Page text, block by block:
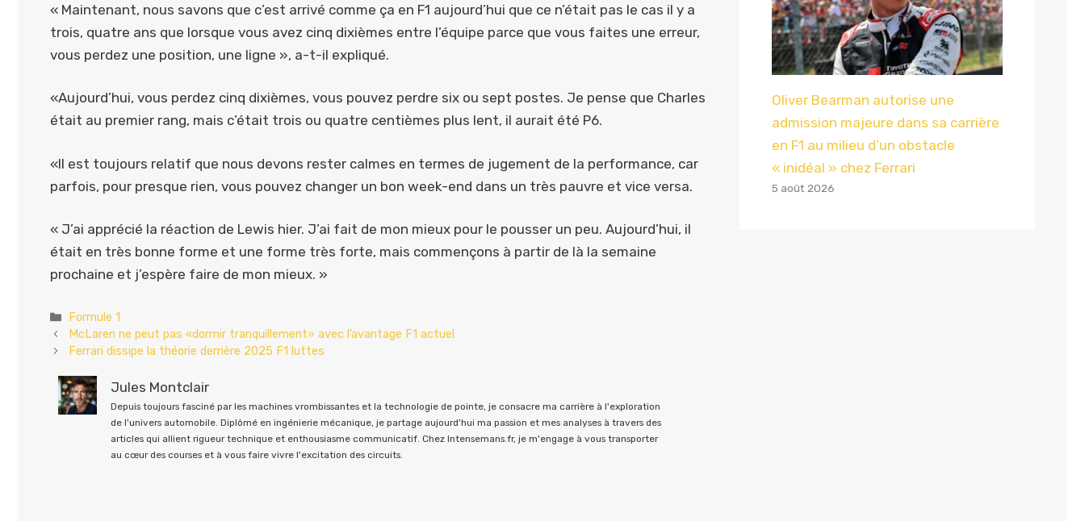
« Maintenant, nous savons que c’est arrivé comme ça en F1 aujourd’hui que ce n’était pas le cas il y a
trois, quatre ans que lorsque vous avez cinq dixièmes entre l’équipe parce que vous faites une erreur,
vous perdez une position, une ligne », a-t-il expliqué.
«Aujourd’hui, vous perdez cinq dixièmes, vous pouvez perdre six ou sept postes. Je pense que Charles
était au premier rang, mais c’était trois ou quatre centièmes plus lent, il aurait été P6.
«Il est toujours relatif que nous devons rester calmes en termes de jugement de la performance, car
parfois, pour presque rien, vous pouvez changer un bon week-end dans un très pauvre et vice versa.
« J’ai apprécié la réaction de Lewis hier. J’ai fait de mon mieux pour le pousser un peu. Aujourd’hui, il
était en très bonne forme et une forme très forte, mais commençons à partir de là la semaine
prochaine et j’espère faire de mon mieux. »
Catégories
Formule 1
McLaren ne peut pas «dormir tranquillement» avec l’avantage F1 actuel
Ferrari dissipe la théorie derrière 2025 F1 luttes
Jules Montclair
Depuis toujours fasciné par les machines vrombissantes et la technologie de pointe, je consacre ma carrière à l'exploration
de l'univers automobile. Diplômé en ingénierie mécanique, je partage aujourd'hui ma passion et mes analyses à travers des
articles qui allient rigueur technique et enthousiasme communicatif. Chez Intensemans.fr, je m'engage à vous transporter
au cœur des courses et à vous faire vivre l'excitation des circuits.
Oliver Bearman autorise une
admission majeure dans sa carrière
en F1 au milieu d’un obstacle
« inidéal » chez Ferrari
5 août 2026